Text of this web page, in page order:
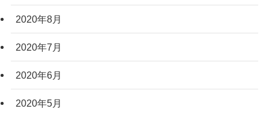
2020年8月
2020年7月
2020年6月
2020年5月